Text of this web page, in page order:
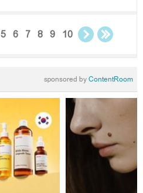
5 6 7 8 9 10
sponsored byContentRoom